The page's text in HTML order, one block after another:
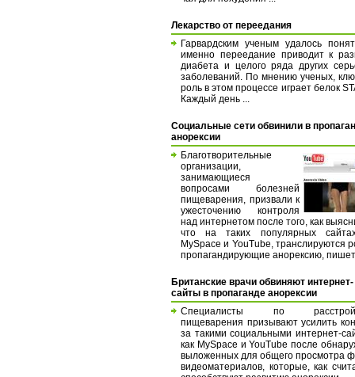
Лекарство от переедания
Гарвардским учeным удалось
именно переедание приводит к
диабета и целого ряда других
заболеваний. По мнению учeных,
роль в этом процессе играет белок
Каждый день ...
Социальные сети обвинили в
анорексии
Благотворительные
организации,
занимающиеся
вопросами болезней
пищеварения, призвали к
ужесточению контроля
над интернетом после того, как
что на таких популярных
MySpace и YouTube, транслируются
пропагандирующие анорексию,
Британские врачи обвиняют интернет-
сайты в пропаганде анорексии
Специалисты по
пищеварения призывают усилить
за такими социальными интернет-
как MySpace и YouTube после
выложенных для общего просмотра
видеоматериалов, которые, как